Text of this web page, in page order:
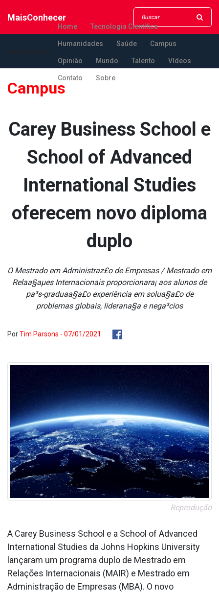
MaisConhecer
Home Tecnologia Científica
Humanidades Saúde Campus
Opinião Mundo Talento Vídeos
Contato Sobre
Campus
Carey Business School e
School of Advanced
International Studies
oferecem novo diploma
duplo
O Mestrado em Administraz£o de Empresas / Mestrado em
Relaa§aµes Internacionais proporcionara¡ aos alunos de
pa³s-graduaa§a£o experiência em solua§a£o de
problemas globais, liderana§a e nega³cios
PorTim Parsons - 07/01/2021
Reprodução
A Carey Business School e a School of Advanced
International Studies da Johns Hopkins University
lançaram um programa duplo de Mestrado em
Relações Internacionais (MAIR) e Mestrado em
Administração de Empresas (MBA). O novo